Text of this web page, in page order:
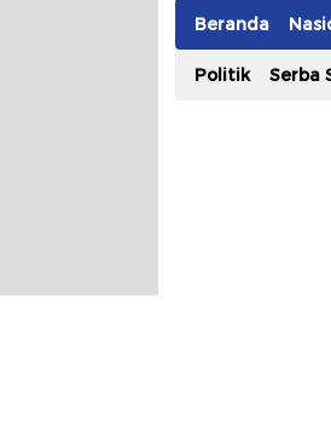
Beranda
Politik Serba